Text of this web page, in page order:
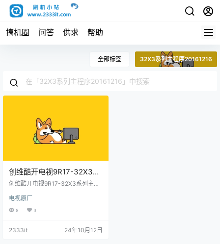
搞机圈 问答 供求 帮助
全部标签 32X3系列主程序20161216
创维酷开电视9R17-32X3系
列主程序20161216原厂程序
创维酷开电视9R17-32X3系列主程
包
电视原厂
8 0
2333it 24年10月12日